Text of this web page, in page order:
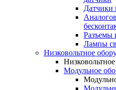
Датчики
Разъемы
Лампы
Низковольтное
Модульное